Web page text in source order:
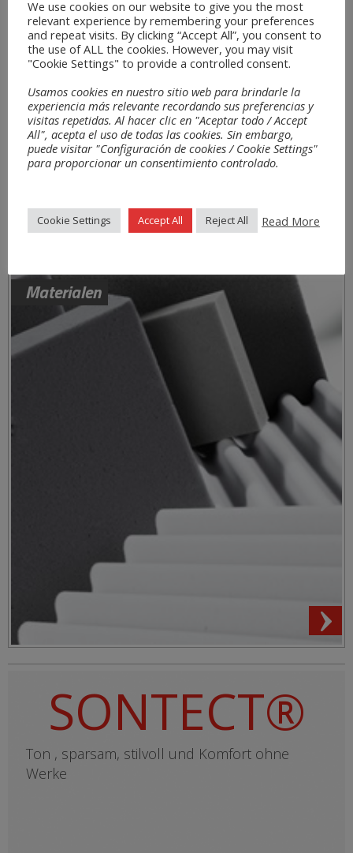
Materialen
SONTECT®
Ton , sparsam, stilvoll und Komfort ohne
Werke
We use cookies on our website to give you the most
relevant experience by remembering your preferences
and repeat visits. By clicking “Accept All”, you consent to
the use of ALL the cookies. However, you may visit
"Cookie Settings" to provide a controlled consent.
Usamos cookies en nuestro sitio web para brindarle la
experiencia más relevante recordando sus preferencias y
visitas repetidas. Al hacer clic en "Aceptar todo / Accept
All", acepta el uso de todas las cookies. Sin embargo,
puede visitar "Configuración de cookies / Cookie Settings"
para proporcionar un consentimiento controlado.
Cookie Settings Accept All Reject All Read More